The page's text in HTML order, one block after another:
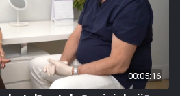
00:05:16